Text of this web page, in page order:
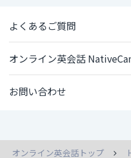
よくあるご質問
オンライン英会話
お問い合わせ
オンライン英会話トップ